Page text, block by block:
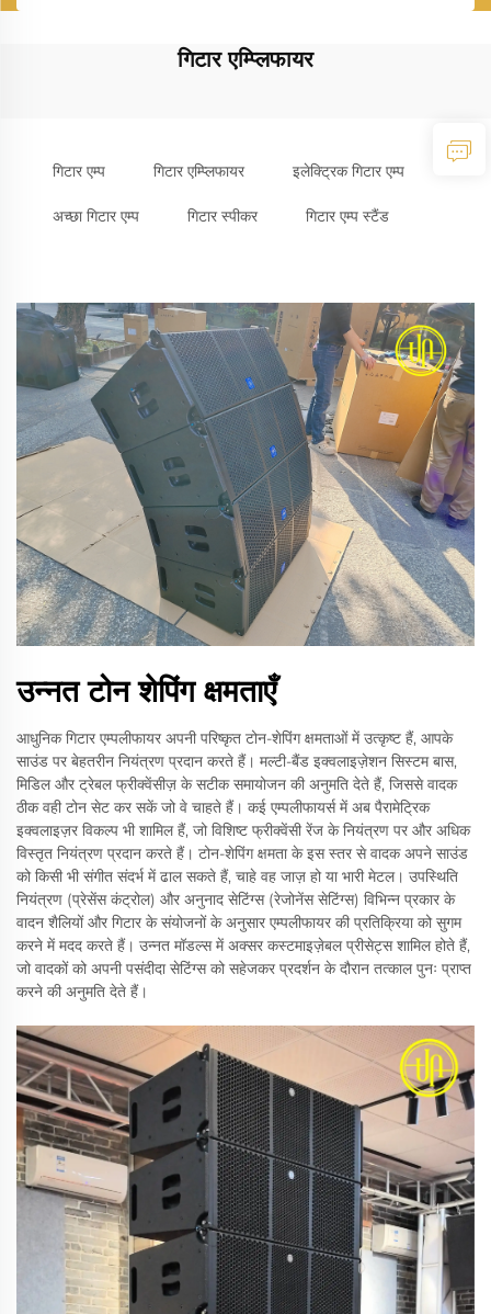
गिटार एम्प्लिफायर
गिटार एम्प गिटार एम्प्लिफायर इलेक्ट्रिक गिटार एम्प
अच्छा गिटार एम्प गिटार स्पीकर गिटार एम्प स्टैंड
उन्नत टोन शेपिंग क्षमताएँ
आधुनिक गिटार एम्पलीफायर अपनी परिष्कृत टोन-शेपिंग क्षमताओं में उत्कृष्ट हैं, आपके
साउंड पर बेहतरीन नियंत्रण प्रदान करते हैं। मल्टी-बैंड इक्वलाइज़ेशन सिस्टम बास,
मिडिल और ट्रेबल फ्रीक्वेंसीज़ के सटीक समायोजन की अनुमति देते हैं, जिससे वादक
ठीक वही टोन सेट कर सकें जो वे चाहते हैं। कई एम्पलीफायर्स में अब पैरामेट्रिक
इक्वलाइज़र विकल्प भी शामिल हैं, जो विशिष्ट फ्रीक्वेंसी रेंज के नियंत्रण पर और अधिक
विस्तृत नियंत्रण प्रदान करते हैं। टोन-शेपिंग क्षमता के इस स्तर से वादक अपने साउंड
को किसी भी संगीत संदर्भ में ढाल सकते हैं, चाहे वह जाज़ हो या भारी मेटल। उपस्थिति
नियंत्रण (प्रेसेंस कंट्रोल) और अनुनाद सेटिंग्स (रेजोनेंस सेटिंग्स) विभिन्न प्रकार के
वादन शैलियों और गिटार के संयोजनों के अनुसार एम्पलीफायर की प्रतिक्रिया को सुगम
करने में मदद करते हैं। उन्नत मॉडल्स में अक्सर कस्टमाइज़ेबल प्रीसेट्स शामिल होते हैं,
जो वादकों को अपनी पसंदीदा सेटिंग्स को सहेजकर प्रदर्शन के दौरान तत्काल पुनः प्राप्त
करने की अनुमति देते हैं।